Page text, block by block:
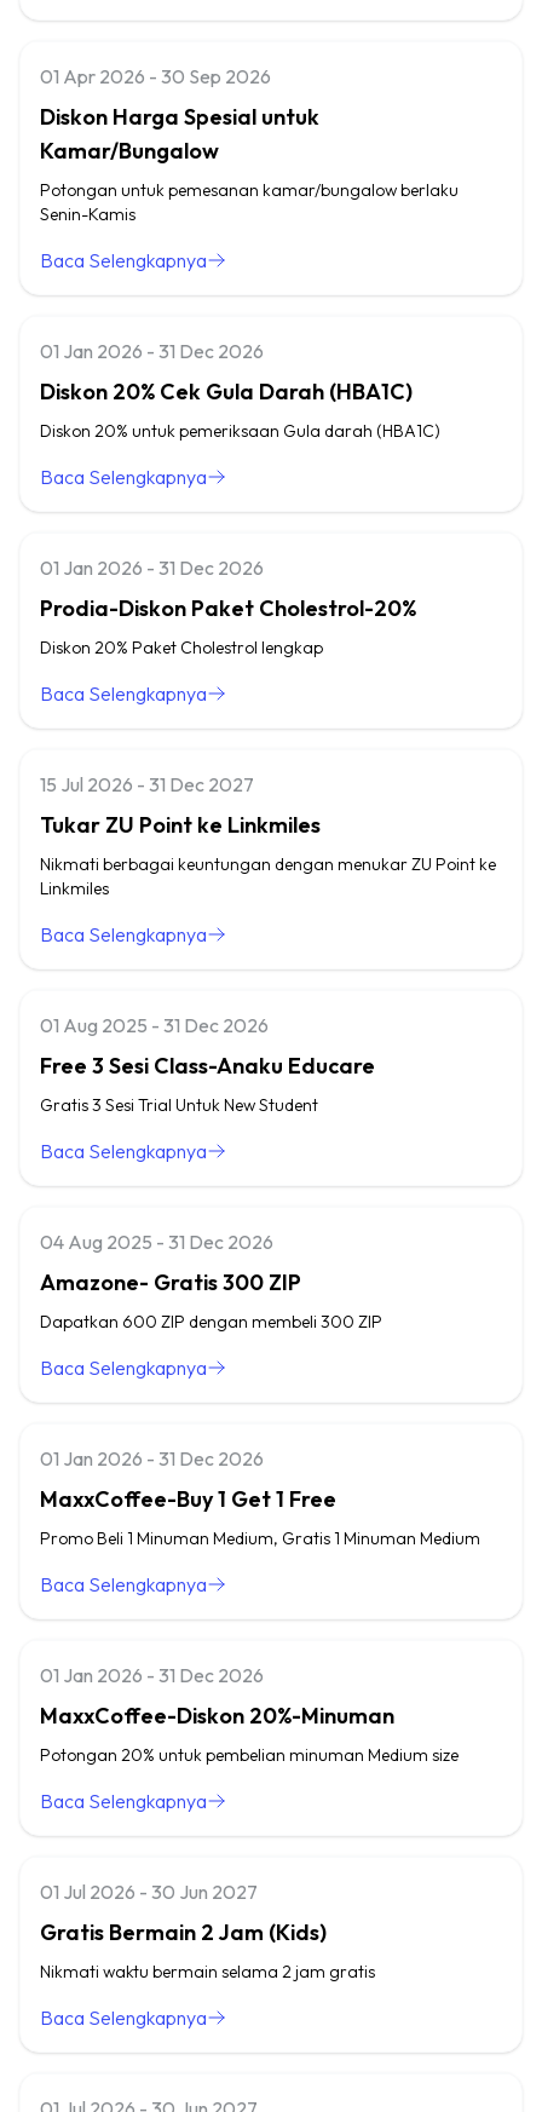
01 Apr 2026 - 30 Sep 2026
Diskon Harga Spesial untuk
Kamar/Bungalow
Potongan untuk pemesanan kamar/bungalow berlaku
Senin-Kamis
Baca Selengkapnya
01 Jan 2026 - 31 Dec 2026
Diskon 20% Cek Gula Darah (HBA1C)
Diskon 20% untuk pemeriksaan Gula darah (HBA1C)
Baca Selengkapnya
01 Jan 2026 - 31 Dec 2026
Prodia-Diskon Paket Cholestrol-20%
Diskon 20% Paket Cholestrol lengkap
Baca Selengkapnya
15 Jul 2026 - 31 Dec 2027
Tukar ZU Point ke Linkmiles
Nikmati berbagai keuntungan dengan menukar ZU Point ke
Linkmiles
Baca Selengkapnya
01 Aug 2025 - 31 Dec 2026
Free 3 Sesi Class-Anaku Educare
Gratis 3 Sesi Trial Untuk New Student
Baca Selengkapnya
04 Aug 2025 - 31 Dec 2026
Amazone- Gratis 300 ZIP
Dapatkan 600 ZIP dengan membeli 300 ZIP
Baca Selengkapnya
01 Jan 2026 - 31 Dec 2026
MaxxCoffee-Buy 1 Get 1 Free
Promo Beli 1 Minuman Medium, Gratis 1 Minuman Medium
Baca Selengkapnya
01 Jan 2026 - 31 Dec 2026
MaxxCoffee-Diskon 20%-Minuman
Potongan 20% untuk pembelian minuman Medium size
Baca Selengkapnya
01 Jul 2026 - 30 Jun 2027
Gratis Bermain 2 Jam (Kids)
Nikmati waktu bermain selama 2 jam gratis
Baca Selengkapnya